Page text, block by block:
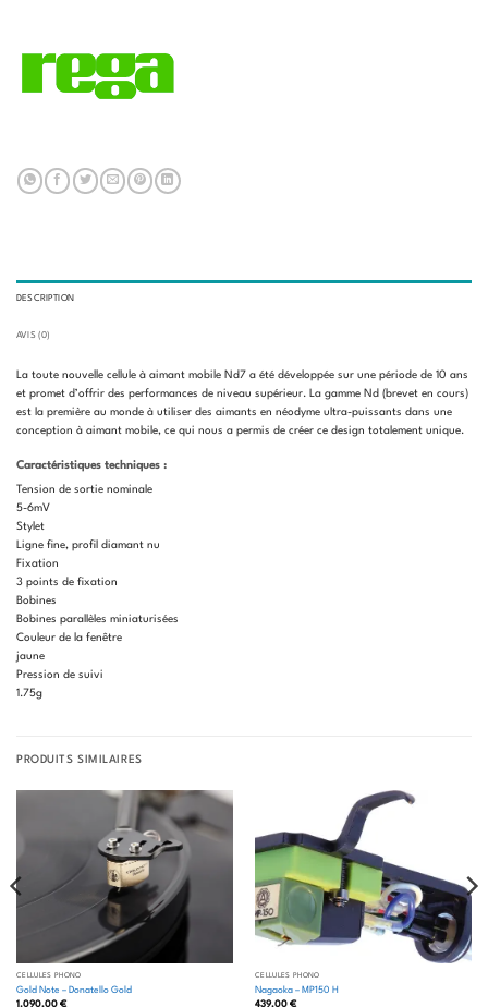
DESCRIPTION
AVIS (0)
La toute nouvelle cellule à aimant mobile Nd7 a été développée sur une période de 10 ans
et promet d’offrir des performances de niveau supérieur. La gamme Nd (brevet en cours)
est la première au monde à utiliser des aimants en néodyme ultra-puissants dans une
conception à aimant mobile, ce qui nous a permis de créer ce design totalement unique.
Caractéristiques techniques :
Tension de sortie nominale
5-6mV
Stylet
Ligne fine, profil diamant nu
Fixation
3 points de fixation
Bobines
Bobines parallèles miniaturisées
Couleur de la fenêtre
jaune
Pression de suivi
1.75g
PRODUITS SIMILAIRES
CELLULES PHONO
Gold Note – Donatello Gold
1.090,00 €
CELLULES PHONO
Nagaoka – MP150 H
439,00 €